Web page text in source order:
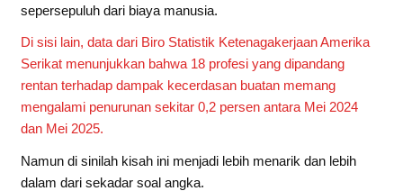
sepersepuluh dari biaya manusia.
Di sisi lain, data dari Biro Statistik Ketenagakerjaan Amerika
Serikat menunjukkan bahwa 18 profesi yang dipandang
rentan terhadap dampak kecerdasan buatan memang
mengalami penurunan sekitar 0,2 persen antara Mei 2024
dan Mei 2025.
Namun di sinilah kisah ini menjadi lebih menarik dan lebih
dalam dari sekadar soal angka.